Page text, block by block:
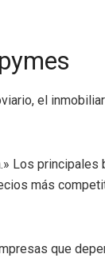
el
Los
más
que